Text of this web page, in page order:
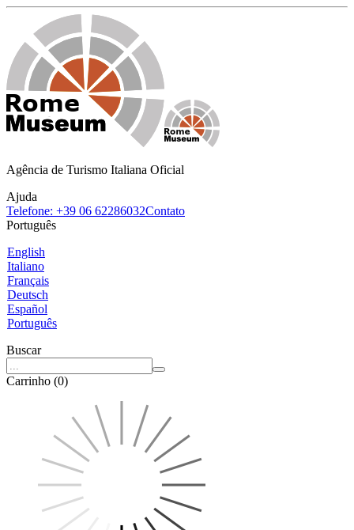
Agência de Turismo Italiana Oficial
Ajuda
Telefone: +39 06 62286032Contato
Português
English
Italiano
Français
Deutsch
Español
Português
Buscar
Carrinho (0)